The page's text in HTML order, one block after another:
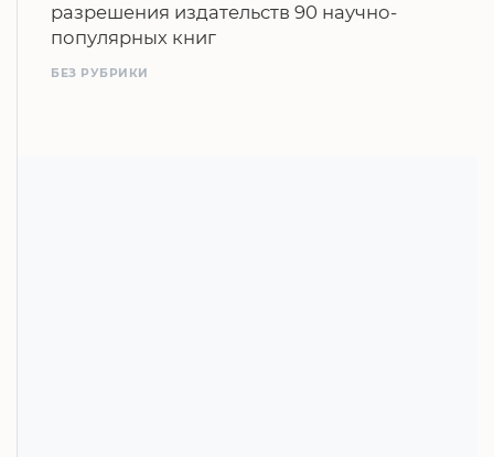
разрешения издательств 90 научно-
популярных книг
БЕЗ РУБРИКИ